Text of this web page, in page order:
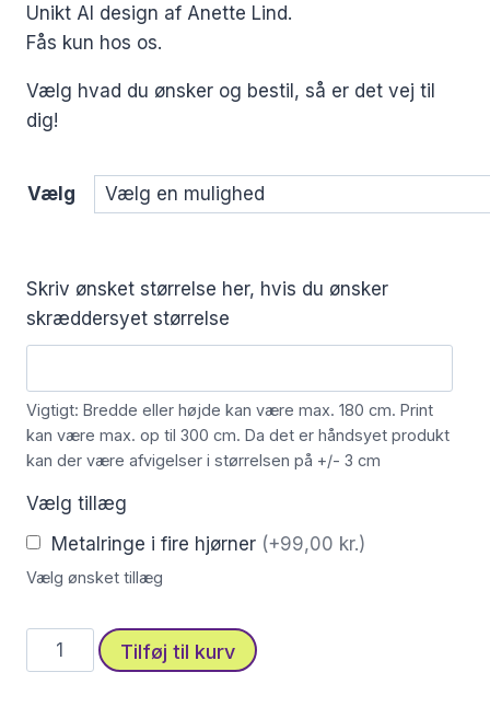
Unikt AI design af Anette Lind.
Fås kun hos os.
Vælg hvad du ønsker og bestil, så er det vej til
dig!
Vælg
Skriv ønsket størrelse her, hvis du ønsker
skræddersyet størrelse
Vigtigt: Bredde eller højde kan være max. 180 cm. Print
kan være max. op til 300 cm. Da det er håndsyet produkt
kan der være afvigelser i størrelsen på +/- 3 cm
Vælg tillæg
Metalringe i fire hjørner (+99,00 kr.)
Vælg ønsket tillæg
Blomsterstofprint
med
Tilføj til kurv